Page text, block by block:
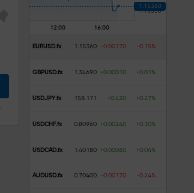
EURUSD.fx 1.15360 -0.00170 -0.15%
GBPUSD.fx 1.34690 +0.00010 +0.01%
USDJPY.fx 158.171 +0.420 +0.27%
USDCHF.fx 0.80960 +0.00240 +0.30%
USDCAD.fx 1.40180 +0.00060 +0.04%
AUDUSD.fx 0.70400 -0.00170 -0.24%